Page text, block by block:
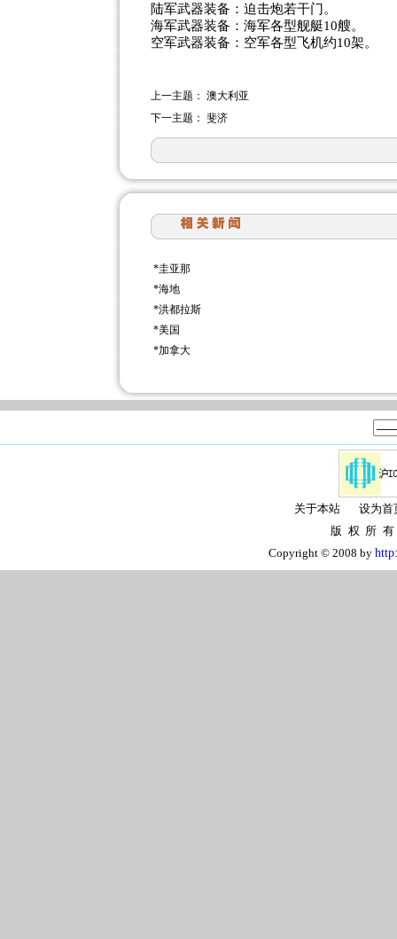
陆军武器装备：迫击炮若干门。
海军武器装备：海军各型舰艇10艘。
空军武器装备：空军各型飞机约10架。
上一主题： 澳大利亚
下一主题： 斐济
*圭亚那
*海地
*洪都拉斯
*美国
*加拿大